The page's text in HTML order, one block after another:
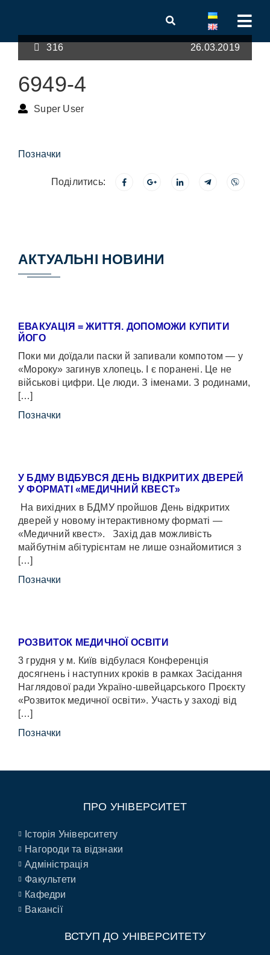
316 26.03.2019
6949-4
Super User
Позначки
Поділитись:
АКТУАЛЬНІ НОВИНИ
ЕВАКУАЦІЯ = ЖИТТЯ. ДОПОМОЖИ КУПИТИ
ЙОГО
Поки ми доїдали паски й запивали компотом — у
«Мороку» загинув хлопець. І є поранені. Це не
військові цифри. Це люди. З іменами. З родинами,
[…]
Позначки
У БДМУ ВІДБУВСЯ ДЕНЬ ВІДКРИТИХ ДВЕРЕЙ
У ФОРМАТІ «МЕДИЧНИЙ КВЕСТ»
На вихідних в БДМУ пройшов День відкритих
дверей у новому інтерактивному форматі —
«Медичний квест». Захід дав можливість
майбутнім абітурієнтам не лише ознайомитися з
[…]
Позначки
РОЗВИТОК МЕДИЧНОЇ ОСВІТИ
3 грудня у м. Київ відбулася Конференція
досягнень і наступних кроків в рамках Засідання
Наглядової ради Україно-швейцарського Проєкту
«Розвиток медичної освіти». Участь у заході від
[…]
Позначки
ПРО УНІВЕРСИТЕТ
Історія Університету
Нагороди та відзнаки
Адміністрація
Факультети
Кафедри
Вакансії
ВСТУП ДО УНІВЕРСИТЕТУ